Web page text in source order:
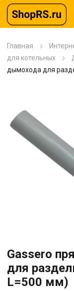
Главная
для котельных
дымохода для
Gassero
для
L=500 мм)